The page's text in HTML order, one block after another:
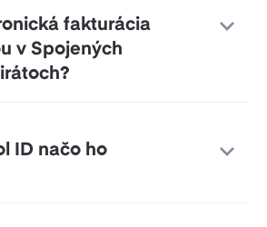
fakturácia
v Spojených
ID načo ho